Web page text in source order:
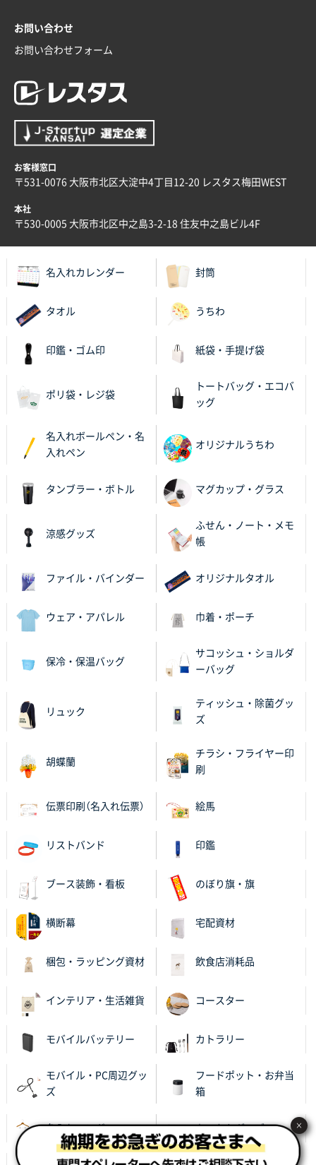
お問い合わせ
お問い合わせフォーム
お客様窓口
〒531-0076 大阪市北区大淀中4丁目12-20 レスタス梅田WEST
本社
〒530-0005 大阪市北区中之島3-2-18 住友中之島ビル4F
名入れカレンダー 封筒
タオル うちわ
印鑑・ゴム印 紙袋・手提げ袋
ポリ袋・レジ袋
トートバッグ・エコバ
ッグ
名入れボールペン・名
入れペン
オリジナルうちわ
タンブラー・ボトル マグカップ・グラス
涼感グッズ
ふせん・ノート・メモ
帳
ファイル・バインダー オリジナルタオル
ウェア・アパレル 巾着・ポーチ
保冷・保温バッグ
サコッシュ・ショルダ
ーバッグ
リュック
ティッシュ・除菌グッ
ズ
胡蝶蘭
チラシ・フライヤー印
刷
伝票印刷（名入れ伝票） 絵馬
リストバンド 印鑑
ブース装飾・看板 のぼり旗・旗
横断幕 宅配資材
梱包・ラッピング資材 飲食店消耗品
インテリア・生活雑貨 コースター
モバイルバッテリー カトラリー
モバイル・PC周辺グッ
ズ
フードポット・お弁当
箱
名入れハンガー あったかグッズ ×